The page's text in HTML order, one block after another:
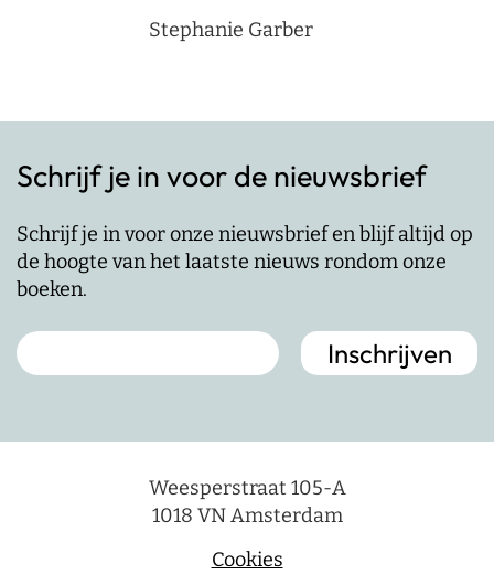
Stephanie Garber
Schrijf je in voor de nieuwsbrief
Schrijf je in voor onze nieuwsbrief en blijf altijd op
de hoogte van het laatste nieuws rondom onze
boeken.
Weesperstraat 105-A
1018 VN Amsterdam
Cookies